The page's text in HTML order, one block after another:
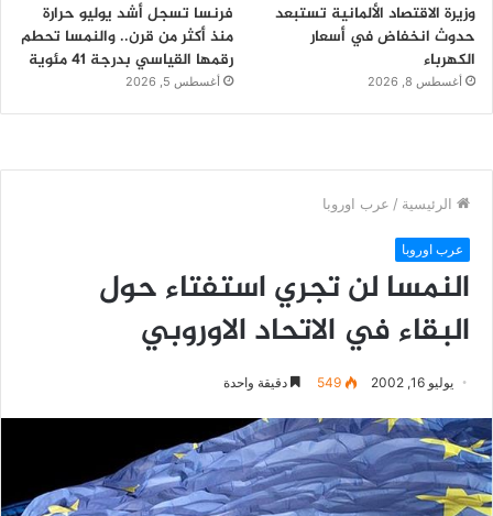
وزيرة الاقتصاد الألمانية تستبعد
حدوث انخفاض في أسعار
الكهرباء
أغسطس 8, 2026
فرنسا تسجل أشد يوليو حرارة
منذ أكثر من قرن.. والنمسا تحطم
رقمها القياسي بدرجة 41 مئوية
أغسطس 5, 2026